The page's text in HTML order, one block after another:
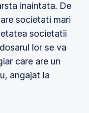
inaintata. De
societati mari
societatii
lor se va
care are un
angajat la